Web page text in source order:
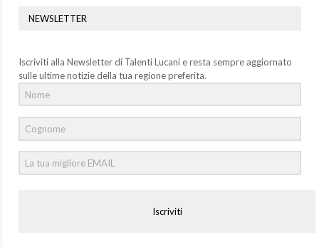
NEWSLETTER
Iscriviti alla Newsletter di Talenti Lucani e resta sempre aggiornato
sulle ultime notizie della tua regione preferita.
Iscriviti